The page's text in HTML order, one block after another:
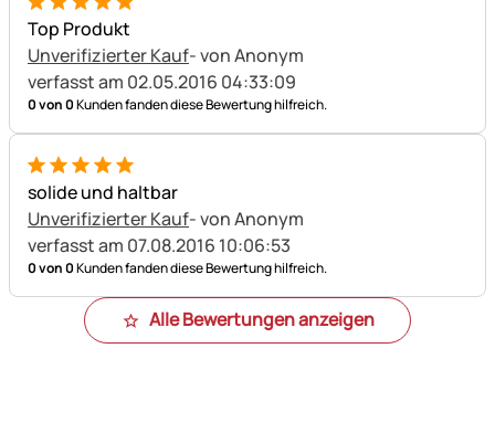
5 von 5
Top Produkt
Unverifizierter Kauf- von Anonym
verfasst am 02.05.2016 04:33:09
0 von 0Kunden fanden diese Bewertung hilfreich.
5 von 5
solide und haltbar
Unverifizierter Kauf- von Anonym
verfasst am 07.08.2016 10:06:53
0 von 0Kunden fanden diese Bewertung hilfreich.
Alle Bewertungen anzeigen